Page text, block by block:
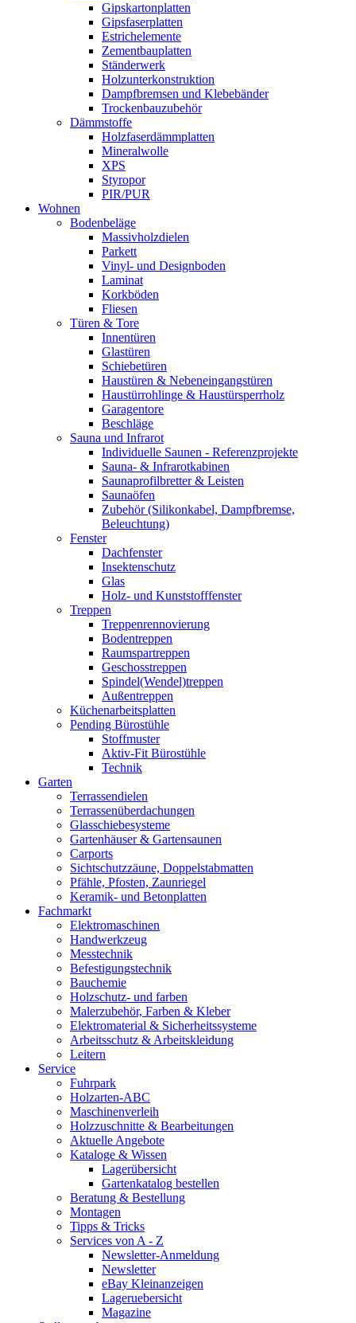
Gipskartonplatten
Gipsfaserplatten
Estrichelemente
Zementbauplatten
Ständerwerk
Holzunterkonstruktion
Dampfbremsen und Klebebänder
Trockenbauzubehör
Dämmstoffe
Holzfaserdämmplatten
Mineralwolle
XPS
Styropor
PIR/PUR
Wohnen
Bodenbeläge
Massivholzdielen
Parkett
Vinyl- und Designboden
Laminat
Korkböden
Fliesen
Türen & Tore
Innentüren
Glastüren
Schiebetüren
Haustüren & Nebeneingangstüren
Haustürrohlinge & Haustürsperrholz
Garagentore
Beschläge
Sauna und Infrarot
Individuelle Saunen - Referenzprojekte
Sauna- & Infrarotkabinen
Saunaprofilbretter & Leisten
Saunaöfen
Zubehör (Silikonkabel, Dampfbremse,
Beleuchtung)
Fenster
Dachfenster
Insektenschutz
Glas
Holz- und Kunststofffenster
Treppen
Treppenrennovierung
Bodentreppen
Raumspartreppen
Geschosstreppen
Spindel(Wendel)treppen
Außentreppen
Küchenarbeitsplatten
Pending Bürostühle
Stoffmuster
Aktiv-Fit Bürostühle
Technik
Garten
Terrassendielen
Terrassenüberdachungen
Glasschiebesysteme
Gartenhäuser & Gartensaunen
Carports
Sichtschutzzäune, Doppelstabmatten
Pfähle, Pfosten, Zaunriegel
Keramik- und Betonplatten
Fachmarkt
Elektromaschinen
Handwerkzeug
Messtechnik
Befestigungstechnik
Bauchemie
Holzschutz- und farben
Malerzubehör, Farben & Kleber
Elektromaterial & Sicherheitssysteme
Arbeitsschutz & Arbeitskleidung
Leitern
Service
Fuhrpark
Holzarten-ABC
Maschinenverleih
Holzzuschnitte & Bearbeitungen
Aktuelle Angebote
Kataloge & Wissen
Lagerübersicht
Gartenkatalog bestellen
Beratung & Bestellung
Montagen
Tipps & Tricks
Services von A - Z
Newsletter-Anmeldung
Newsletter
eBay Kleinanzeigen
Lageruebersicht
Magazine